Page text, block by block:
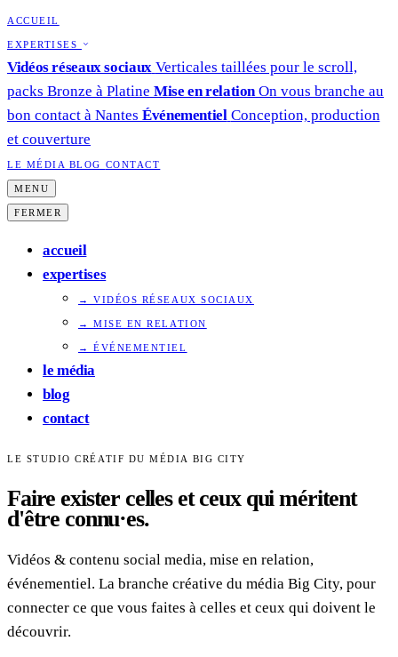
ACCUEIL
EXPERTISES
Vidéos réseaux sociaux Verticales taillées pour le scroll,
packs Bronze à Platine Mise en relation On vous branche au
bon contact à Nantes Événementiel Conception, production
et couverture
LE MÉDIA BLOG CONTACT
MENU
FERMER
accueil
expertises
→ VIDÉOS RÉSEAUX SOCIAUX
→ MISE EN RELATION
→ ÉVÉNEMENTIEL
le média
blog
contact
LE STUDIO CRÉATIF DU MÉDIA BIG CITY
Faire exister celles et ceux qui méritent
d'être connu·es.
Vidéos & contenu social media, mise en relation,
événementiel. La branche créative du média Big City, pour
connecter ce que vous faites à celles et ceux qui doivent le
découvrir.